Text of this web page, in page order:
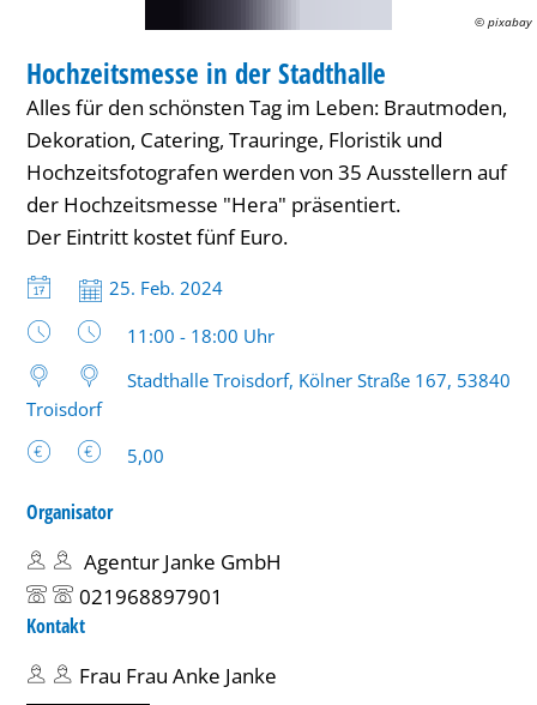
© pixabay
KATEGORIE: MESSE
Hochzeitsmesse in der Stadthalle
Alles für den schönsten Tag im Leben: Brautmoden,
Dekoration, Catering, Trauringe, Floristik und
Hochzeitsfotografen werden von 35 Ausstellern auf
der Hochzeitsmesse "Hera" präsentiert.
Der Eintritt kostet fünf Euro.
Datum:
25. Feb. 2024
Uhrzeit:
11:00 - 18:00 Uhr
Stadthalle Troisdorf, Kölner Straße 167, 53840
Troisdorf
5,00
Organisator
Agentur Janke GmbH
021968897901
Kontakt
Frau Frau Anke Janke